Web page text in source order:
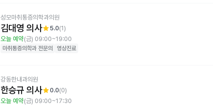
성모마취통증의학과의원
김대영 의사star5.0(1)
오늘 예약(금) 09:00~19:00
마취통증의학과 전문의 영상진료
강동한내과의원
한승규 의사star0.0(0)
오늘 예약(금) 09:00~17:30